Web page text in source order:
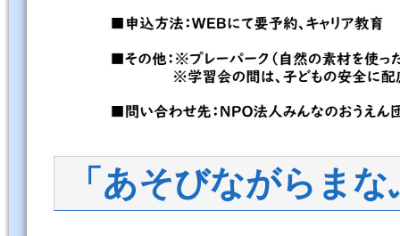
「あそびながらま